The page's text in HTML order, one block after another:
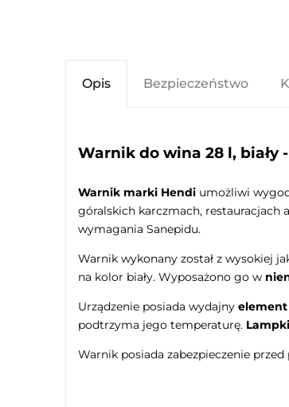
Opis Bezpieczeństwo
Warnik do wina 28 l, biały
Warnik marki Hendi umożliwi
góralskich karczmach, restauracjach
wymagania Sanepidu.
Warnik wykonany został z wysokiej
na kolor biały. Wyposażono go w
Urządzenie posiada wydajny
podtrzyma jego temperaturę.
Warnik posiada zabezpieczenie